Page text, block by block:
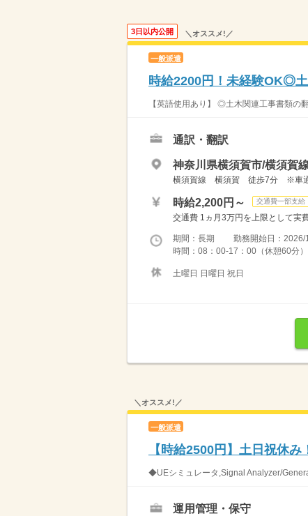
3日以内公開 ＼オススメ!／
一般派遣
時給2200円！未経験OK◎
【英語使用あり】 ◎土木関連工事書類の
通訳・翻訳
神奈川県横須賀市/横須賀
横須賀線 横須賀 徒歩7分 ※車
時給2,200円～ 交通費一部支給
交通費 1ヵ月3万円を上限として実
期間：長期 勤務開始日：2026/
時間：08：00-17：00（休憩60分
土曜日 日曜日 祝日
＼オススメ!／
一般派遣
【時給2500円】土日祝休
◆UEシミュレータ,Signal Analyzer/
運用管理・保守